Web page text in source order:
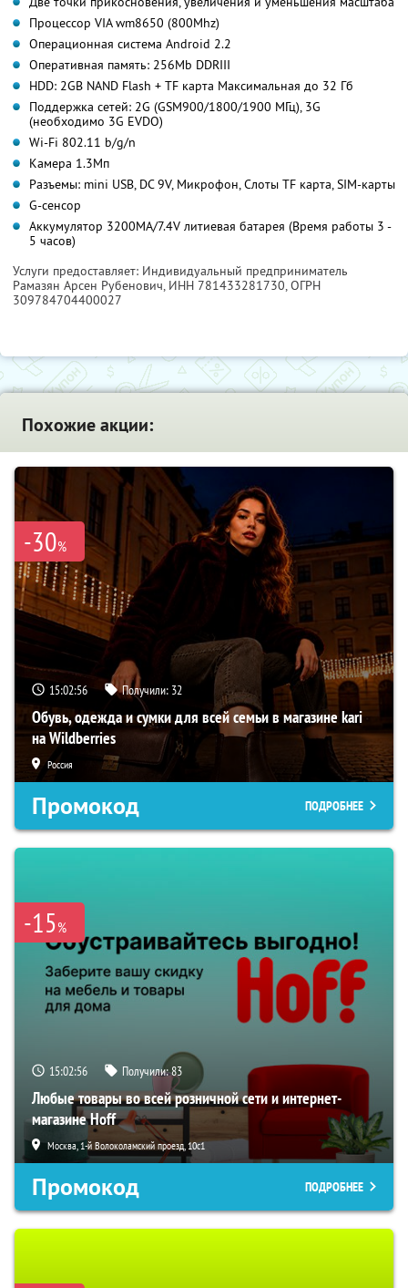
Процессор VIA wm8650 (800Mhz)
Операционная система Android 2.2
Оперативная память: 256Mb DDRIII
HDD: 2GB NAND Flash + TF карта Максимальная до 32 Гб
Поддержка сетей: 2G (GSM900/1800/1900 МГц), 3G
(необходимо 3G EVDO)
Wi-Fi 802.11 b/g/n
Камера 1.3Mп
Разъемы: mini USB, DC 9V, Микрофон, Слоты TF карта, SIM-карты
G-сенсор
Аккумулятор 3200MA/7.4V литиевая батарея (Время работы 3 -
5 часов)
Услуги предоставляет: Индивидуальный предприниматель
Рамазян Арсен Рубенович, ИНН 781433281730, ОГРН
309784704400027
Похожие акции:
-30%
15:02:55 Получили: 32
Обувь, одежда и сумки для всей семьи в магазине kari
на Wildberries
Россия
Промокод ПОДРОБНЕЕ
-15%
15:02:55 Получили:83
Любые товары во всей розничной сети и интернет-
магазине Hoff
Москва, 1-й Волоколамский проезд, 10с1
Промокод ПОДРОБНЕЕ